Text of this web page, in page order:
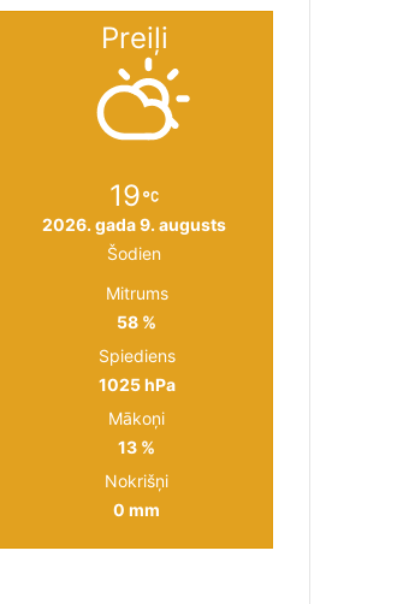
Preiļi
19
2026. gada 9. augusts
Šodien
Mitrums
58 %
Spiediens
1025 hPa
Mākoņi
13 %
Nokrišņi
0 mm